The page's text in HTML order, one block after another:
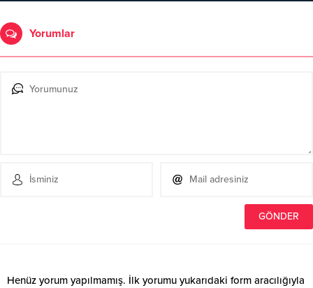
Yorumlar
Henüz yorum yapılmamış. İlk yorumu yukarıdaki form aracılığıyla